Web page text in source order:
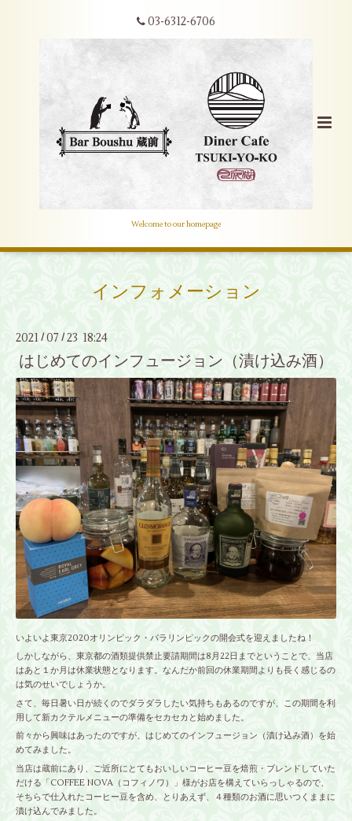
03-6312-6706
Welcome to our homepage
インフォメーション
2021 /07 / 23 18:24
はじめてのインフュージョン（漬け込み酒）
いよいよ東京2020オリンピック・パラリンピックの開会式を迎えましたね！
しかしながら、東京都の酒類提供禁止要請期間は8月22日までということで、当店
はあと１か月は休業状態となります。なんだか前回の休業期間よりも長く感じるの
は気のせいでしょうか。
さて、毎日暑い日が続くのでダラダラしたい気持ちもあるのですが、この期間を利
用して新カクテルメニューの準備をセカセカと始めました。
前々から興味はあったのですが、はじめてのインフュージョン（漬け込み酒）を始
めてみました。
当店は蔵前にあり、ご近所にとてもおいしいコーヒー豆を焙煎・ブレンドしていた
だける「COFFEE NOVA（コフィノワ）」様がお店を構えていらっしゃるので、
そちらで仕入れたコーヒー豆を含め、とりあえず、４種類のお酒に思いつくままに
漬け込んでみました。